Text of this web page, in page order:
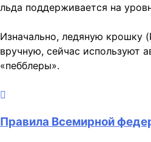
льда поддерживается на
Изначально, ледяную крошку
вручную, сейчас используют
«пебблеры».
Правила Всемирной